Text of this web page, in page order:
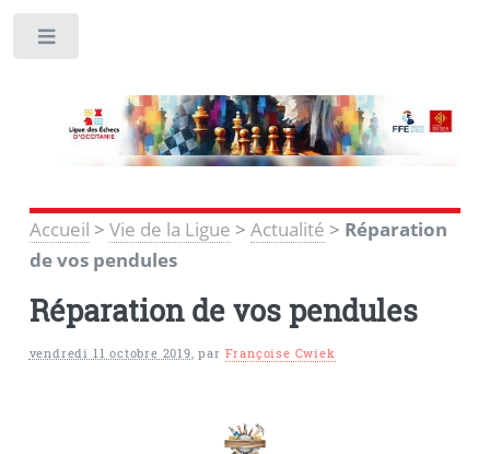
Accueil > Vie de la Ligue > Actualité > Réparation
de vos pendules
Réparation de vos pendules
vendredi 11 octobre 2019,par Françoise Cwiek